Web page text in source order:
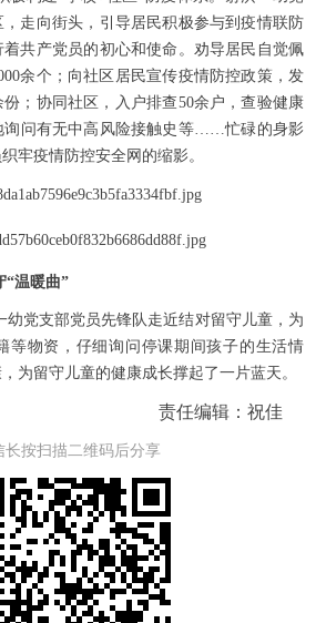
走向街头，引导居民积极参与到疫情联防
共产党员的初心和使命。劝导居民自觉佩
余个；向社区居民宣传疫情防控政策，发
份；协同社区，入户排查50余户，查验健康
询问有无中高风险接触史等……忙碌的身影
牢疫情防控安全网的缩影。
“温暖曲”
幼党支部党员先锋队走近结对留守儿童，为
等物资，仔细询问停课期间孩子的生活情
为留守儿童的健康成长撑起了一片蓝天。
责任编辑：祝佳
长按扫描二维码后分享